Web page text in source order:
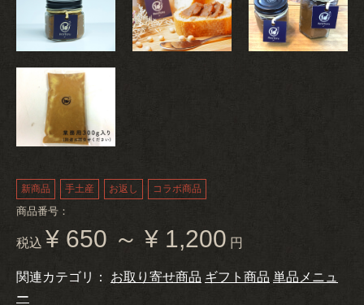
新商品 手土産 お返し コラボ商品
商品番号：
税込 ¥ 650 ～ ¥ 1,200 円
関連カテゴリ： お取り寄せ商品 ギフト商品 単品メニュ
ー